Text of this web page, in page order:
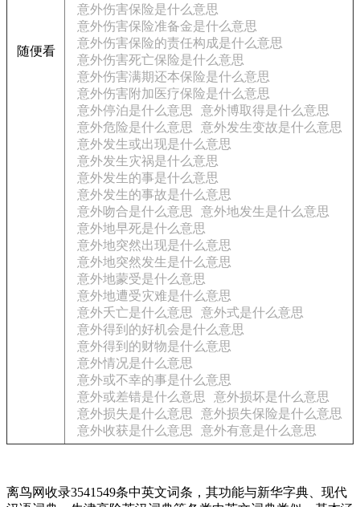
随便看
意外伤害保险是什么意思
意外伤害保险准备金是什么意思
意外伤害保险的责任构成是什么意思
意外伤害死亡保险是什么意思
意外伤害满期还本保险是什么意思
意外伤害附加医疗保险是什么意思
意外停泊是什么意思
意外博取得是什么意思
意外危险是什么意思
意外发生变故是什么意思
意外发生或出现是什么意思
意外发生灾祸是什么意思
意外发生的事是什么意思
意外发生的事故是什么意思
意外吻合是什么意思
意外地发生是什么意思
意外地早死是什么意思
意外地突然出现是什么意思
意外地突然发生是什么意思
意外地蒙受是什么意思
意外地遭受灾难是什么意思
意外夭亡是什么意思
意外式是什么意思
意外得到的好机会是什么意思
意外得到的财物是什么意思
意外情况是什么意思
意外或不幸的事是什么意思
意外或差错是什么意思
意外损坏是什么意思
意外损失是什么意思
意外损失保险是什么意思
意外收获是什么意思
意外有意是什么意思
离鸟网收录3541549条中英文词条，其功能与新华字典、现代